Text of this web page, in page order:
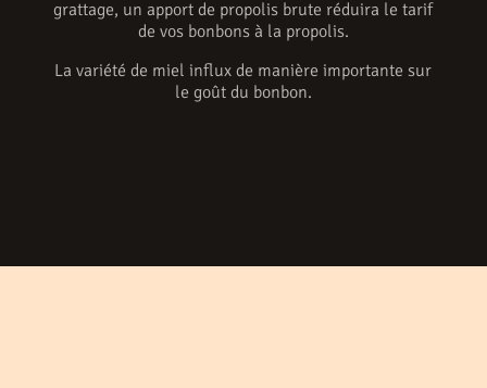
grattage, un apport de propolis brute réduira le tarif
de vos bonbons à la propolis.
La variété de miel influx de manière importante sur
le goût du bonbon.